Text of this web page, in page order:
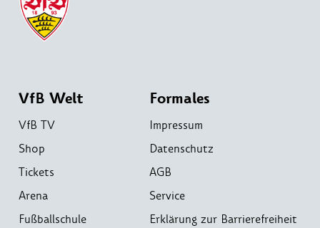
VfB Welt
VfB TV
Shop
Tickets
Arena
Fußballschule
Formales
Impressum
Datenschutz
AGB
Service
Erklärung zur Barrierefreiheit